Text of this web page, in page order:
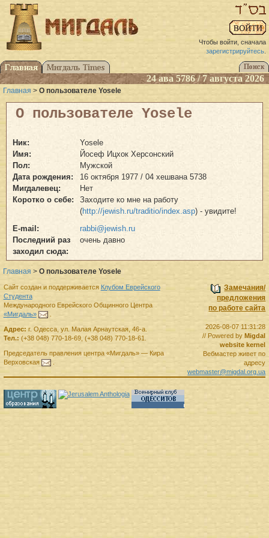
Чтобы войти, сначала
зарегистрируйтесь.
24 ава 5786 / 7 августа 2026
Главная > О пользователе Yosele
О пользователе Yosele
Ник:
Yosele
Имя:
Йосеф Ицхок Херсонский
Пол:
Мужской
Дата рождения:
16 октября 1977 / 04 хешвана 5738
Мигдалевец:
Нет
Коротко о себе:
Заходите ко мне на работу
(http://jewish.ru/traditio/index.asp) - увидите!
E-mail:
rabbi@jewish.ru
Последний раз
заходил сюда:
очень давно
Главная > О пользователе Yosele
Замечания/
предложения
по работе сайта
2026-08-07 11:31:28
// Powered byMigdal
website kernel
Вебмастер живет по
адресу
webmaster@migdal.org.ua
Сайт создан и поддерживается Клубом Еврейского
Студента
Международного Еврейского Общинного Центра
«Мигдаль»
.
Адрес: г. Одесса, ул. Малая Арнаутская, 46-а.
Тел.: (+38 048) 770-18-69, (+38 048) 770-18-61
Председатель правленияцентра «Мигдаль»— Кира
Верховская
.